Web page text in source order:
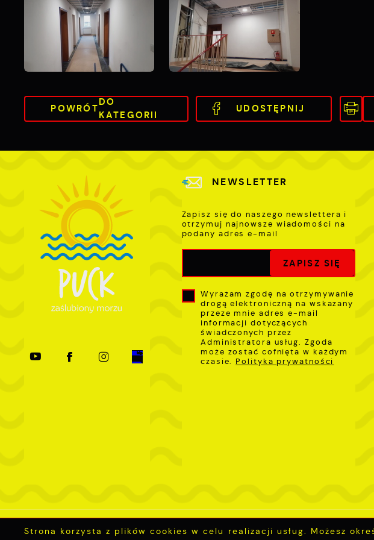
POWRÓT
DO
KATEGORII
UDOSTĘPNIJ
NEWSLETTER
Zapisz się do naszego newslettera i
otrzymuj najnowsze wiadomości na
podany adres e-mail
Wyrażam zgodę na otrzymywanie
drogą elektroniczną na wskazany
przeze mnie adres e-mail
informacji dotyczących
świadczonych przez
Administratora usług. Zgoda
może zostać cofnięta w każdym
czasie. Polityka prywatności
Mapa serwisu RSS Aktualności RSS Inwestycje
Strona korzysta z plików cookies w celu realizacji usług. Możesz